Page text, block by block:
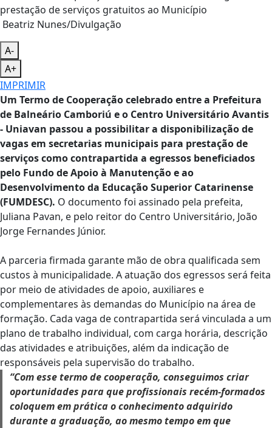
Beatriz Nunes/Divulgação
A-
A+
IMPRIMIR
Um Termo de Cooperação celebrado entre a Prefeitura
de Balneário Camboriú e o Centro Universitário Avantis
- Uniavan passou a possibilitar a disponibilização de
vagas em secretarias municipais para prestação de
serviços como contrapartida a egressos beneficiados
pelo Fundo de Apoio à Manutenção e ao
Desenvolvimento da Educação Superior Catarinense
(FUMDESC). O documento foi assinado pela prefeita,
Juliana Pavan, e pelo reitor do Centro Universitário, João
Jorge Fernandes Júnior.
A parceria firmada garante mão de obra qualificada sem
custos à municipalidade. A atuação dos egressos será feita
por meio de atividades de apoio, auxiliares e
complementares às demandas do Município na área de
formação. Cada vaga de contrapartida será vinculada a um
plano de trabalho individual, com carga horária, descrição
das atividades e atribuições, além da indicação de
responsáveis pela supervisão do trabalho.
“Com esse termo de cooperação, conseguimos criar
oportunidades para que profissionais recém-formados
coloquem em prática o conhecimento adquirido
durante a graduação, ao mesmo tempo em que